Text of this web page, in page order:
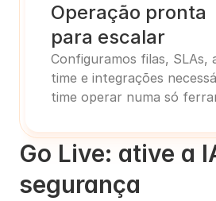
Operação pronta
para escalar
Configuramos filas, SLAs,
time e integrações
time operar numa só
Go Live: ative a
segurança